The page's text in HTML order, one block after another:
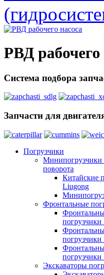
РВД рабочего
Система подбора
Запчасти для
Погрузчики
Минипогрузчики
поворота
Китайские
Liugong
Фронтальные
погрузчики
Экскаваторы